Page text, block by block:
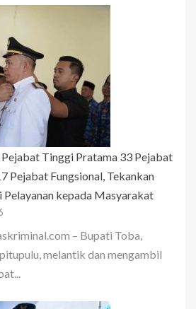
Tinggi Pratama 33 Pejabat
Pejabat Fungsional, Tekankan
Pelayanan kepada Masyarakat
– Bupati Toba,
melantik dan mengambil